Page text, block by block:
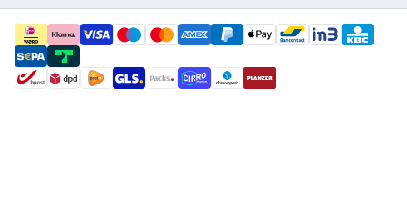
payment methods
shipment methods